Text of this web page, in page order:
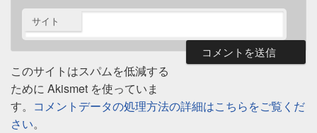
サイト
このサイトはスパムを低減する
ために Akismet を使っていま
す。 コメントデータの処理方法の詳細はこちらをご覧くだ
さい。